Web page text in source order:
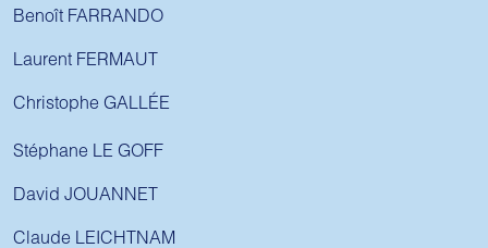
Benoît FARRANDO
Laurent FERMAUT
Christophe GALLÉE
Stéphane LE GOFF
David JOUANNET
Claude LEICHTNAM